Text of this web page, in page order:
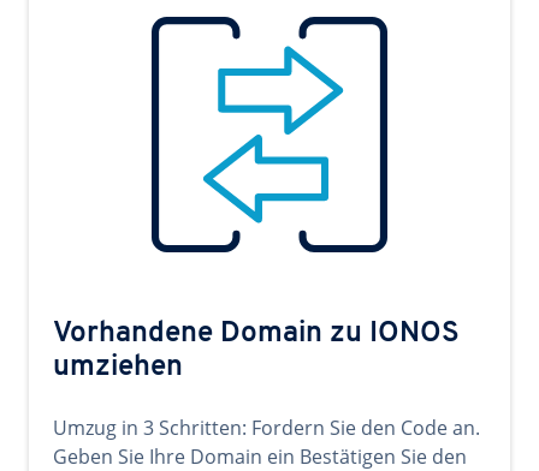
Vorhandene Domain zu IONOS
umziehen
Umzug in 3 Schritten: Fordern Sie den Code an.
Geben Sie Ihre Domain ein Bestätigen Sie den